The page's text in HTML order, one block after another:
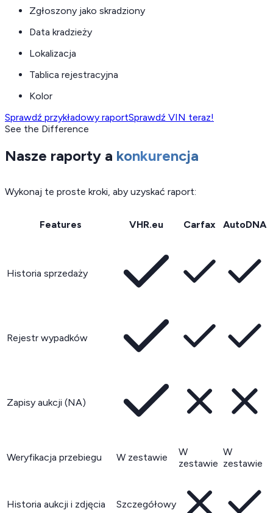
Zgłoszony jako skradziony
Data kradzieży
Lokalizacja
Tablica rejestracyjna
Kolor
Sprawdź przykładowy raportSprawdź VIN teraz!
See the Difference
Nasze raporty a konkurencja
Wykonaj te proste kroki, aby uzyskać raport:
Features VHR.eu Carfax AutoDNA
Historia sprzedaży
Rejestr wypadków
Zapisy aukcji (NA)
Weryfikacja przebiegu W zestawie
W
zestawie
W
zestawie
Historia aukcji i zdjęcia Szczegółowy